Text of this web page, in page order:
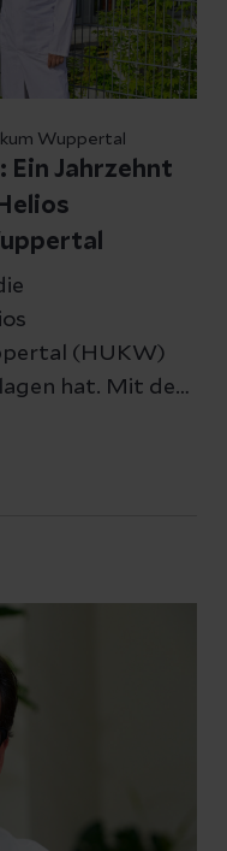
Wuppertal
Ein Jahrzehnt
(HUKW)
hat. Mit dem
zusammen.